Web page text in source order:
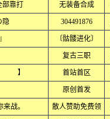
靠打 无装备合成
隐 304491876
〔骷髅进化〕
复古三职
】 首站首区
原创首发
战。 散人赞助免费领